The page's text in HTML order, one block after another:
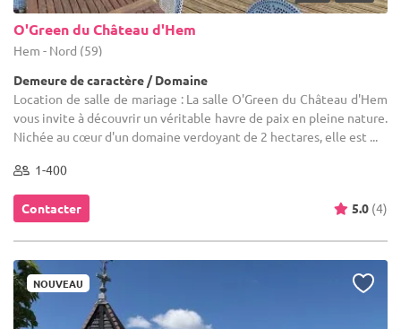
O'Green du Château d'Hem
Hem - Nord (59)
Demeure de caractère / Domaine
Location de salle de mariage : La salle O'Green du Château d'Hem
vous invite à découvrir un véritable havre de paix en pleine nature.
Nichée au cœur d'un domaine verdoyant de 2 hectares, elle est ...
1-400
Contacter 5.0 (4)
NOUVEAU